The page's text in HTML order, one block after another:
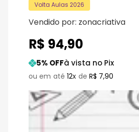
Volta Aulas 2026
Vendido por: zonacriativa
R$ 94,90
5% OFFà vista no Pix
12 R$ 7,90